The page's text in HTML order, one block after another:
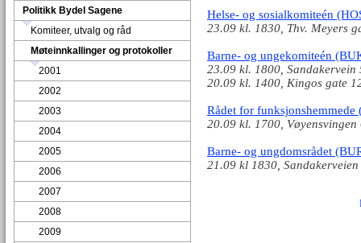
Politikk Bydel Sagene
Komiteer, utvalg og råd
Møteinnkallinger og protokoller
2001
2002
2003
2004
2005
2006
2007
2008
2009
Helse- og sosialkomiteén
23.09 kl. 1830, Thv. Meyers
Barne- og ungekomiteén
23.09 kl. 1800,
20.09 kl. 1400, Kingos gate
Rådet for funksjonshemmede
20.09 kl. 1700,
Barne- og ungdomsrådet
21.09 kl 1830,